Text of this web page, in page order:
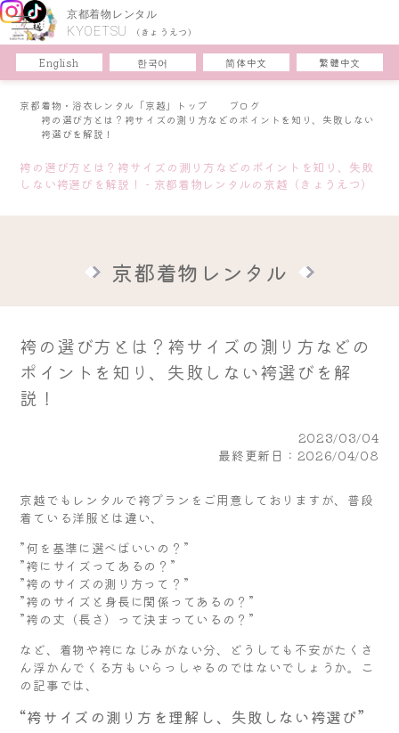
京都着物レンタル
KYOETSU (きょうえつ)
English 한국어 简体中文 繁體中文
京都着物・浴衣レンタル「京越」トップ
ブログ
袴の選び方とは？袴サイズの測り方などのポイントを知り、失敗しない
袴選びを解説！
袴の選び方とは？袴サイズの測り方などのポイントを知り、失敗
しない袴選びを解説！ - 京都着物レンタルの京越（きょうえつ）
京都着物レンタル
袴の選び方とは？袴サイズの測り方などの
ポイントを知り、失敗しない袴選びを解
説！
2023/03/04
最終更新日：2026/04/08
京越でもレンタルで袴プランをご用意しておりますが、普段
着ている洋服とは違い、
”何を基準に選べばいいの？”
”袴にサイズってあるの？”
”袴のサイズの測り方って？”
”袴のサイズと身長に関係ってあるの？”
”袴の丈（長さ）って決まっているの？”
など、着物や袴になじみがない分、どうしても不安がたくさ
ん浮かんでくる方もいらっしゃるのではないでしょうか。こ
の記事では、
“袴サイズの測り方を理解し、失敗しない袴選び”